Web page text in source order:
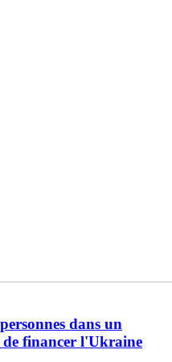
dans un
de financer l'Ukraine